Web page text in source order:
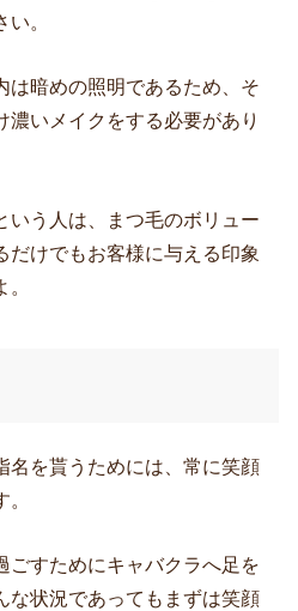
。
は暗めの照明であるため、そ
濃いメイクをする必要があり
いう人は、まつ毛のボリュー
だけでもお客様に与える印象
名を貰うためには、常に笑顔
ごすためにキャバクラへ足を
な状況であってもまずは笑顔